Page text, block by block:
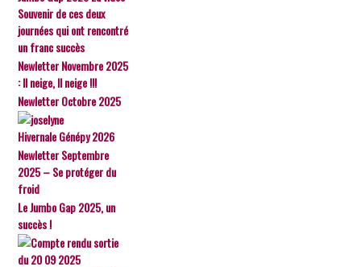
Souvenir de ces deux
journées qui ont rencontré
un franc succès
Newletter Novembre 2025
: Il neige, Il neige !!!
Newletter Octobre 2025
Hivernale Génépy 2026
Newletter Septembre
2025 – Se protéger du
froid
Le Jumbo Gap 2025, un
succès !